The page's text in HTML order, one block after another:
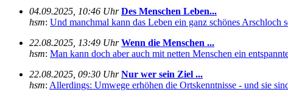
04.09.2025, 10:46 Uhr Des Menschen Leben...
hsm: Und manchmal kann das Leben ein ganz schönes Arschloch
22.08.2025, 13:49 Uhr Wenn die Menschen ...
hsm: Man kann doch aber auch mit netten Menschen ein
22.08.2025, 09:30 Uhr Nur wer sein Ziel ...
hsm: Allerdings: Umwege erhöhen die Ortskenntnisse - und sie